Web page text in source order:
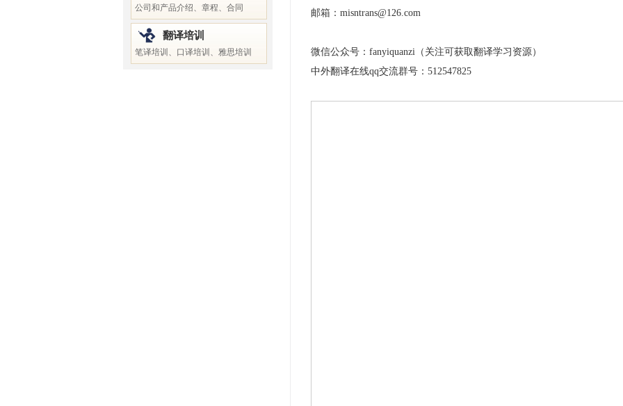
公司和产品介绍、章程、合同
翻译培训
笔译培训、口译培训、雅思培训
邮箱：misntrans@126.com
微信公众号：fanyiquanzi（关注可获取翻译学习资源）
中外翻译在线qq交流群号：512547825